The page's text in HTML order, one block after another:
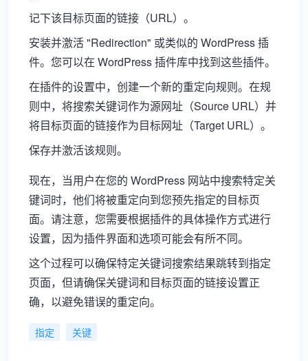
记下该目标页面的链接（URL）。
安装并激活 "Redirection" 或类似的 WordPress 插
件。您可以在 WordPress 插件库中找到这些插件。
在插件的设置中，创建一个新的重定向规则。在规
则中，将搜索关键词作为源网址（Source URL）并
将目标页面的链接作为目标网址（Target URL）。
保存并激活该规则。
现在，当用户在您的 WordPress 网站中搜索特定关
键词时，他们将被重定向到您预先指定的目标页
面。请注意，您需要根据插件的具体操作方式进行
设置，因为插件界面和选项可能会有所不同。
这个过程可以确保特定关键词搜索结果跳转到指定
页面，但请确保关键词和目标页面的链接设置正
确，以避免错误的重定向。
指定 关键